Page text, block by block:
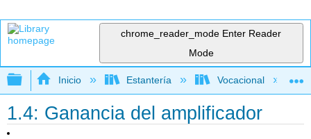
chrome_reader_mode Enter Reader
Mode
Expandir/contraer jerarquía global
Inicio Estantería Vocacional
1.4: Ganancia del amplificador